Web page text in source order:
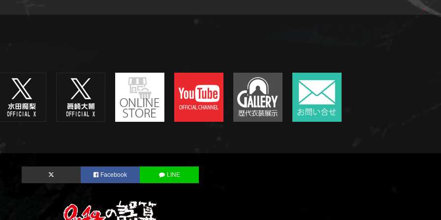
Facebook LINE